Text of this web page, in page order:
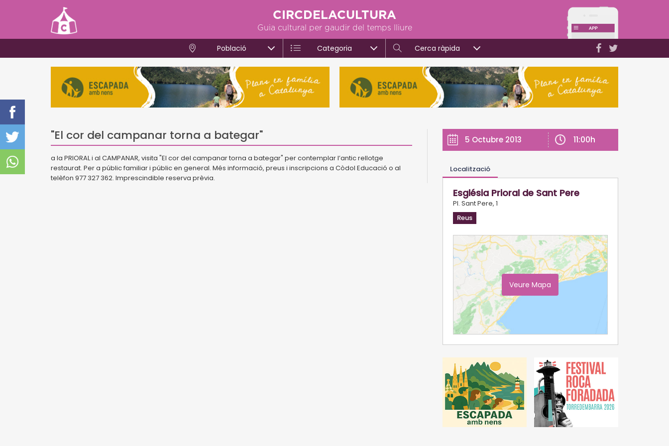
CIRCDELACULTURA
Guia cultural per gaudir del temps lliure
Població Categoria Cerca ràpida
"El cor del campanar torna a bategar"
a la PRIORAL i al CAMPANAR, visita "El cor del campanar torna a bategar" per contemplar l’antic rellotge
restaurat. Per a públic familiar i públic en general. Més informació, preus i inscripcions a Còdol Educació o al
telèfon 977 327 362. Imprescindible reserva prèvia.
5 Octubre 2013 11:00h
Localització
Església Prioral de Sant Pere
Pl. Sant Pere, 1
Reus
Veure Mapa